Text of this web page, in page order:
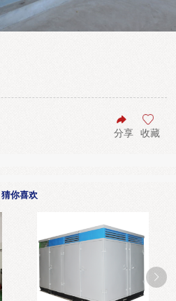
分享 收藏
猜你喜欢